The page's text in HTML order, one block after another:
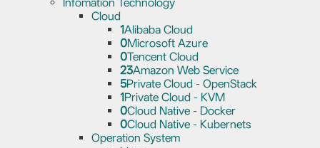
Cloud
1Alibaba Cloud
0Microsoft Azure
0Tencent Cloud
23Amazon Web Service
5Private Cloud - OpenStack
1Private Cloud - KVM
0Cloud Native - Docker
0Cloud Native - Kubernets
Operation System